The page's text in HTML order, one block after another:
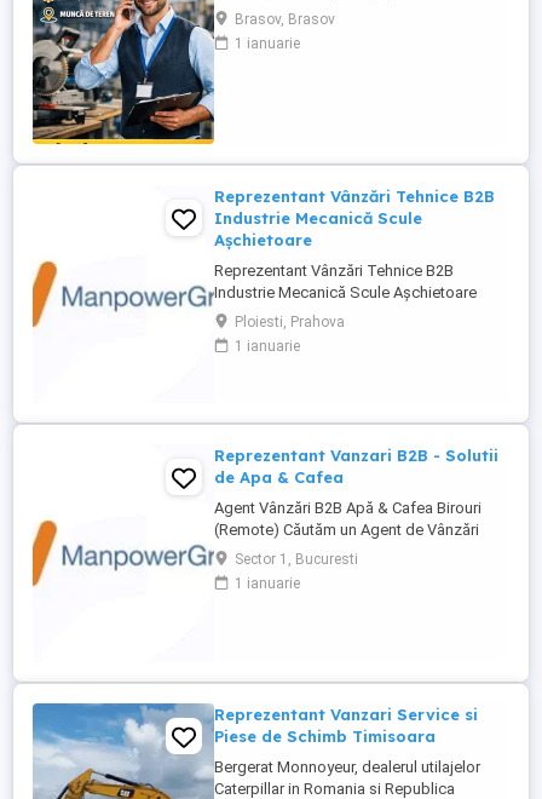
echipa de vânzări și căutăm un Agent
Vânzări Soluții Tehnice, orientat către
rezultate, cu experiență în vânzări B2B și
Brasov, Brasov
1 ianuarie
Reprezentant Vânzări Tehnice B2B
Industrie Mecanică Scule
Așchietoare
Reprezentant Vânzări Tehnice B2B
Industrie Mecanică Scule Așchietoare
Companie specializată în importul și
distribuția de scule așchietoare și
echipamente industriale din Europa,
Reprezentanți de Vânzări Tehnice pentru
Ploiesti, Prahova
1 ianuarie
Reprezentant Vanzari B2B - Solutii
de Apa & Cafea
Agent Vânzări B2B Apă & Cafea Birouri
(Remote) Căutăm un Agent de Vânzări
B2B motivat, orientat spre rezultate, pentru
promovarea soluțiilor de apă și cafea
dedicate mediului office. Zonă
Sector 1, Bucuresti
1 ianuarie
Reprezentant Vanzari Service si
Piese de Schimb Timisoara
Bergerat Monnoyeur, dealerul utilajelor
Caterpillar in Romania si Republica